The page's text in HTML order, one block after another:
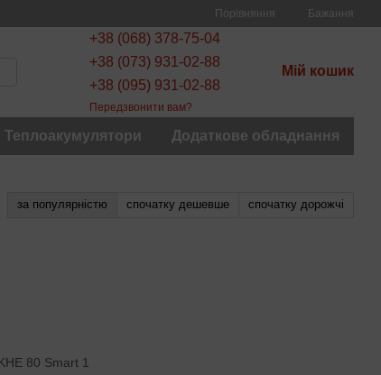
Порівняння Бажання
+38 (068) 378-75-04
+38 (073) 931-02-88
+38 (095) 931-02-88
Передзвонити вам?
Мій кошик
Теплоакумулятори Додаткове обладнання
за популярністю спочатку дешевше спочатку дорожчі